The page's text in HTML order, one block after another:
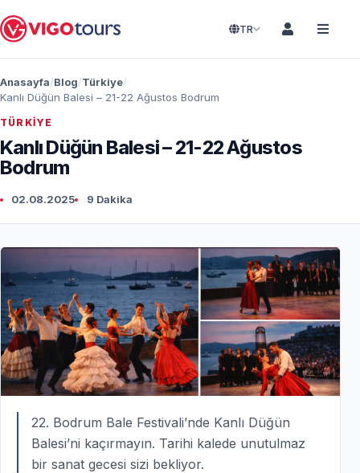
TR
Anasayfa Blog Türkiye
Kanlı Düğün Balesi – 21-22 Ağustos Bodrum
TÜRKIYE
Kanlı Düğün Balesi – 21-22 Ağustos
Bodrum
02.08.2025 9 Dakika
22. Bodrum Bale Festivali’nde Kanlı Düğün
Balesi’ni kaçırmayın. Tarihi kalede unutulmaz
bir sanat gecesi sizi bekliyor.